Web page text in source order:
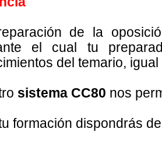
de la
el cual tu
del temario,
sistema CC80 nos
formación dispondrás